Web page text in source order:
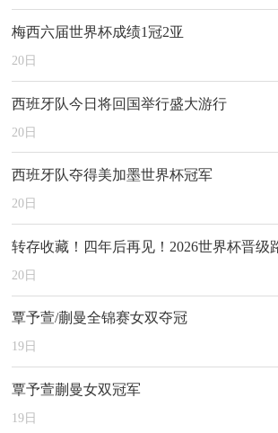
梅西六届世界杯成绩1冠2亚
20日
西班牙队今日将回国举行盛大游行
20日
西班牙队夺得美加墨世界杯冠军
20日
转存收藏！四年后再见！2026世界杯晋级
20日
覃予萱/蒯曼全锦赛女双夺冠
19日
覃予萱蒯曼女双冠军
19日